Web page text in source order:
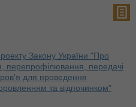
Закону України "Про
перепрофілювання, передачі
для проведення
та відпочинком"